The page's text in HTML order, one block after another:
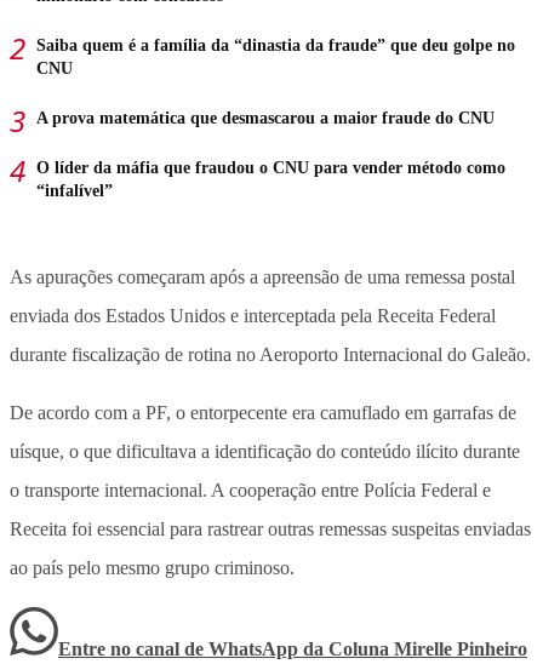
Saiba quem é a família da “dinastia da fraude” que deu golpe no
CNU
A prova matemática que desmascarou a maior fraude do CNU
O líder da máfia que fraudou o CNU para vender método como
“infalível”
As apurações começaram após a apreensão de uma remessa postal
enviada dos Estados Unidos e interceptada pela Receita Federal
durante fiscalização de rotina no Aeroporto Internacional do Galeão.
De acordo com a PF, o entorpecente era camuflado em garrafas de
uísque, o que dificultava a identificação do conteúdo ilícito durante
o transporte internacional. A cooperação entre Polícia Federal e
Receita foi essencial para rastrear outras remessas suspeitas enviadas
ao país pelo mesmo grupo criminoso.
Entre no canal de WhatsApp da Coluna Mirelle Pinheiro